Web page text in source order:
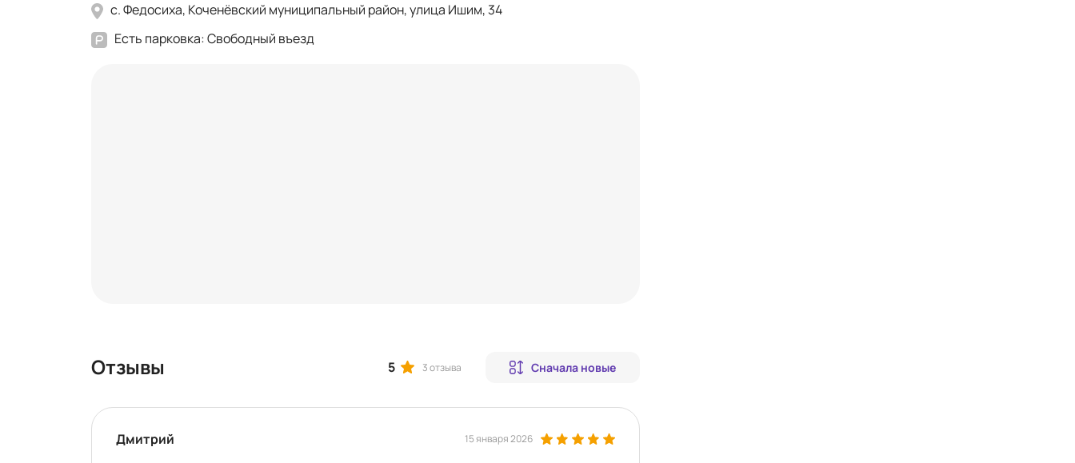
с. Федосиха, Коченёвский муниципальный район, улица Ишим, 34
Есть парковка: Свободный въезд
Отзывы 5 3 отзыва Сначала новые
Дмитрий 15 января 2026